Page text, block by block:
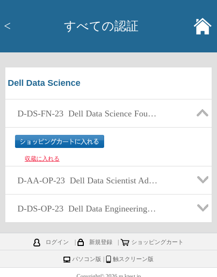
< すべての認証
Dell Data Science
D-DS-FN-23 Dell Data Science Foundations 2023
収蔵に入れる
D-AA-OP-23 Dell Data Scientist Advanced Analytics Optimize 2023
D-DS-OP-23 Dell Data Engineering Optimize
ログイン 新規登録 ショッピングカート
パソコン版 触スクリーン版